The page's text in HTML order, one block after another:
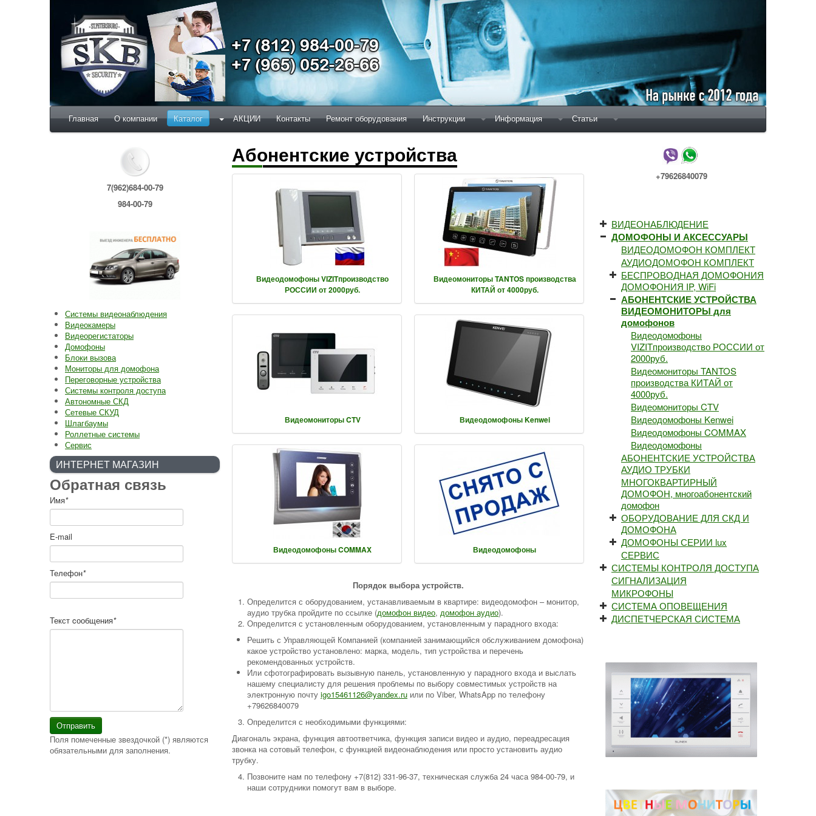
Главная О компании Каталог АКЦИИ Контакты Ремонт оборудования Инструкции Информация Статьи
7(962)684-00-79
984-00-79
Системы видеонаблюдения
Видеокамеры
Видеорегистаторы
Домофоны
Блоки вызова
Мониторы для домофона
Переговорные устройства
Системы контроля доступа
Автономные СКД
Сетевые СКУД
Шлагбаумы
Роллетные системы
Сервис
ИНТЕРНЕТ МАГАЗИН
Обратная связь
Имя*
E-mail
Телефон*
Текст cообщения*
Отправить
Поля помеченные звездочкой (*) являются
обязательными для заполнения.
Абонентские устройства
Видеодомофоны VIZITпроизводство
РОССИИ от 2000руб.
Видеомониторы TANTOS производства
КИТАЙ от 4000руб.
Видеомониторы CTV Видеодомофоны Kenwei
Видеодомофоны COMMAX Видеодомофоны
Порядок выбора устройств.
Определится с оборудованием, устанавливаемым в квартире: видеодомофон – монитор,
аудио трубка пройдите по ссылке (домофон видео, домофон аудио).
Определится с установленным оборудованием, установленным у парадного входа:
Решить с Управляющей Компанией (компанией занимающийся обслуживанием домофона)
какое устройство установлено: марка, модель, тип устройства и перечень
рекомендованных устройств.
Или сфотографировать вызывную панель, установленную у парадного входа и выслать
нашему специалисту для решения проблемы по выбору совместимых устройств на
электронную почту igo15461126@yandex.ru или по Viber, WhatsApp по телефону
+79626840079
Определится с необходимыми функциями:
Диагональ экрана, функция автоответчика, функция записи видео и аудио, переадресация
звонка на сотовый телефон, с функцией видеонаблюдения или просто установить аудио
трубку.
Позвоните нам по телефону +7(812) 331-96-37, техническая служба 24 часа 984-00-79, и
наши сотрудники помогут вам в выборе.
+79626840079
ВИДЕОНАБЛЮДЕНИЕ
ДОМОФОНЫ И АКСЕССУАРЫ
ВИДЕОДОМОФОН КОМПЛЕКТ
АУДИОДОМОФОН КОМПЛЕКТ
БЕСПРОВОДНАЯ ДОМОФОНИЯ
ДОМОФОНИЯ IP, WiFi
АБОНЕНТСКИЕ УСТРОЙСТВА
ВИДЕОМОНИТОРЫ для
домофонов
Видеодомофоны
VIZITпроизводство РОССИИ от
2000руб.
Видеомониторы TANTOS
производства КИТАЙ от
4000руб.
Видеомониторы CTV
Видеодомофоны Kenwei
Видеодомофоны COMMAX
Видеодомофоны
АБОНЕНТСКИЕ УСТРОЙСТВА
АУДИО ТРУБКИ
МНОГОКВАРТИРНЫЙ
ДОМОФОН, многоабонентский
домофон
ОБОРУДОВАНИЕ ДЛЯ СКД И
ДОМОФОНА
ДОМОФОНЫ СЕРИИ lux
СЕРВИС
СИСТЕМЫ КОНТРОЛЯ ДОСТУПА
СИГНАЛИЗАЦИЯ
МИКРОФОНЫ
СИСТЕМА ОПОВЕЩЕНИЯ
ДИСПЕТЧЕРСКАЯ СИСТЕМА